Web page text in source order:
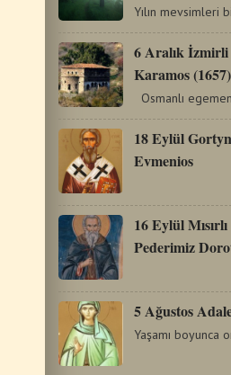
6 Aralık İzmirli
Karamos (1657)
18 Eylül
Evmenios
16 Eylül
Pederimiz
5 Ağustos